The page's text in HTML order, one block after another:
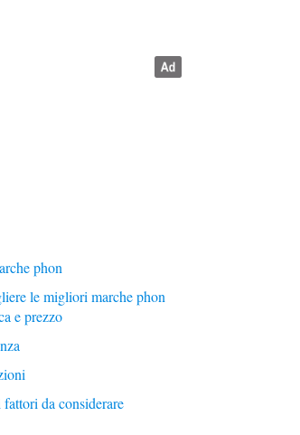
phon
le migliori marche phon
e prezzo
da considerare